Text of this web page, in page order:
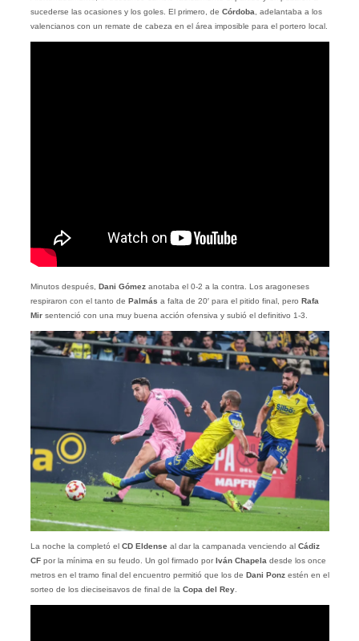
sucederse las ocasiones y los goles. El primero, de Córdoba , adelantaba a los
valencianos con un remate de cabeza en el área imposible para el portero local.
Minutos después, Dani Gómezanotaba el 0-2 a la contra. Los aragoneses
respiraron con el tanto de Palmás a falta de 20′ para el pitido final, pero Rafa
Mirsentenció con una muy buena acción ofensiva y subió el definitivo 1-3.
La noche la completó el CD Eldenseal dar la campanada venciendo al Cádiz
CFpor la mínima en su feudo. Un gol firmado porIván Chapeladesde los once
metros en el tramo final del encuentro permitió que los de Dani Ponzestén en el
sorteo de los dieciseisavos de final de la Copa del Rey.